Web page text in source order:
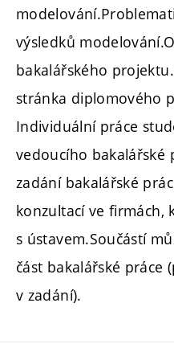
výsledků
bakalářského
stránka diplomového
Individuální práce
vedoucího bakalářské
zadání bakalářské
konzultací ve firmách,
s ústavem.Součástí
část bakalářské práce
v zadání).